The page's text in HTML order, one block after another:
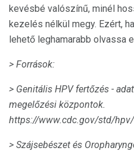
kevésbé valószínű, minél
kezelés nélkül megy. Ezért,
lehető leghamarabb olvassa
> Források:
> Genitális HPV fertőzés -
megelőzési központok.
https://www.cdc.gov/std/
> Szájsebészet és